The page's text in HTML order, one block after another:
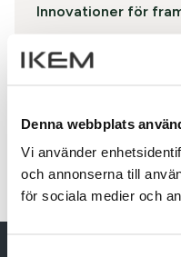
Denna webbplats
Vi använder
och annonserna till
för sociala medier och
Innovationer för
IKEM:s
Arkiv: